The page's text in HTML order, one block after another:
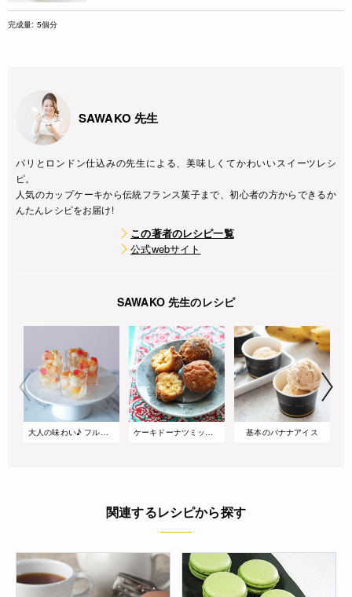
完成量: 5個分
SAWAKO 先生
パリとロンドン仕込みの先生による、美味しくてかわいいスイーツレシ
ピ。
人気のカップケーキから伝統フランス菓子まで、初心者の方からできるか
んたんレシピをお届け!
この著者のレシピ一覧
公式webサイト
SAWAKO 先生のレシピ
大人の味わい♪ フルーツカクテルのシャンパンゼリー ケーキドーナツミックスで作る サーターアンダギー 基本のバナナアイス
関連するレシピから探す